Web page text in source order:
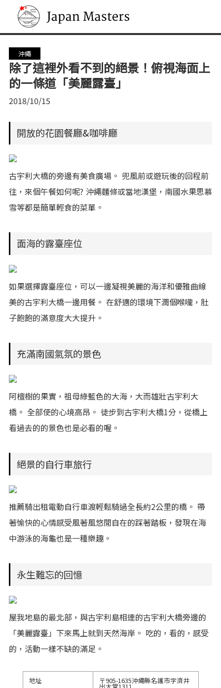
Japan Masters
沖繩
除了這裡外看不到的絕景！俯視海面上
的一條道「美麗露臺」
2018/10/15
開放的花園餐廳&咖啡廳
古宇利大橋的旁邊有美食廣場。 兜風前或遊玩後的回程前
往，來個午餐如何呢? 沖繩麵條或當地漢堡，南國水果思慕
雪等都是簡單輕食的菜單。
面海的露臺座位
如果選擇露臺座位，可以一邊凝視美麗的海洋和優雅曲線
美的古宇利大橋一邊用餐。 在舒適的環境下潤個喉嚨，肚
子飽飽的滿意度大大提升。
充滿南國氣氛的景色
阿檀樹的果實，祖母綠藍色的大海，大而雄壯古宇利大
橋。 全部使的心境高昂。 徒步到古宇利大橋1分，從橋上
看過去的的景色也是必看的喔。
絕景的自行車旅行
推薦騎出租電動自行車渡輕鬆騎過全長約2公里的橋。 帶
著愉快的心情感受風著風悠閒自在的踩著踏板，發現在海
中游泳的海龜也是一種樂趣。
永生難忘的回憶
屋我地島的最北部，與古宇利島相連的古宇利大橋旁邊的
「美麗露臺」下來馬上就到天然海岸。 吃的，看的，感受
的，活動一樣不缺的滿足。
地址 〒905-1635沖繩縣名護市字濟井